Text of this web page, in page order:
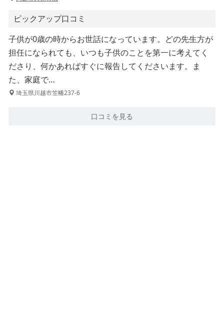
ピックアップ口コミ
子供が0歳の時からお世話になっています。どの先生方が
担任になられても、いつも子供のことを第一に考えてく
ださり、何かあればすぐに報告してくださいます。ま
た、家庭で…
埼玉県川越市笠幡237-6
口コミを見る